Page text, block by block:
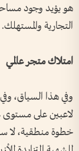
هو يؤيد وجود مساحة
التجارية والمستهلك.
امتلاك متجر عالمي
وفي هذا السياق،
لاعبين على مستوى
خطوة منطقية، لا